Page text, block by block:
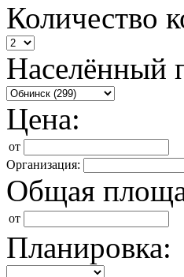
Количество
Населённый
Цена:
от
Организация:
Общая
от
Планировка: